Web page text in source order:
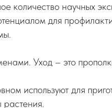
количество научных
для
Уход – это
используют для
растения.